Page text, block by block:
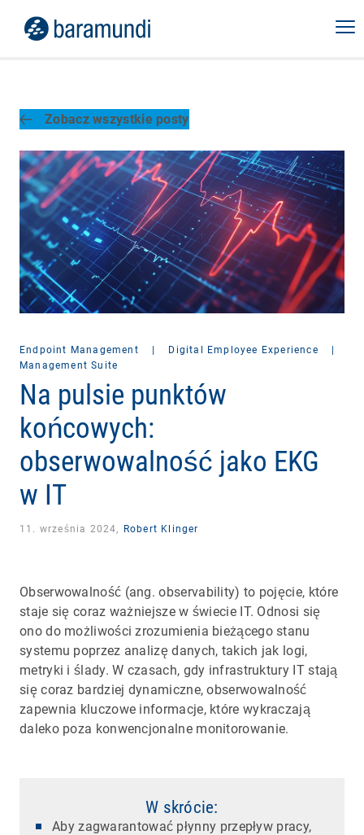
Zobacz wszystkie posty
Endpoint Management | Digital Employee Experience
|
Management Suite
Na pulsie punktów
końcowych:
obserwowalność jako EKG
w IT
11. września 2024, Robert Klinger
Obserwowalność (ang. observability) to pojęcie, które
staje się coraz ważniejsze w świecie IT. Odnosi się
ono do możliwości zrozumienia bieżącego stanu
systemu poprzez analizę danych, takich jak logi,
metryki i ślady. W czasach, gdy infrastruktury IT stają
się coraz bardziej dynamiczne, obserwowalność
zapewnia kluczowe informacje, które wykraczają
daleko poza konwencjonalne monitorowanie.
W skrócie:
Aby zagwarantować płynny przepływ pracy,